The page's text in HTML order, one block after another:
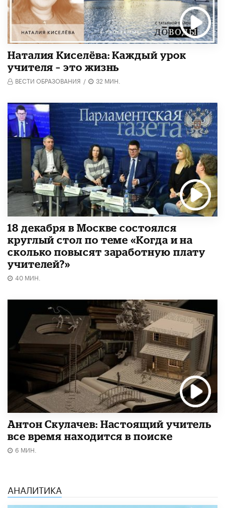
Наталия Киселёва: Каждый урок
учителя – это жизнь
ВЕСТИ ОБРАЗОВАНИЯ / 32 МИН.
18 декабря в Москве состоялся
круглый стол по теме «Когда и на
сколько повысят заработную плату
учителей?»
40 МИН.
Антон Скулачев: Настоящий учитель
все время находится в поиске
6 МИН.
АНАЛИТИКА